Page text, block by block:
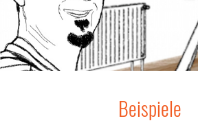
Beispiele